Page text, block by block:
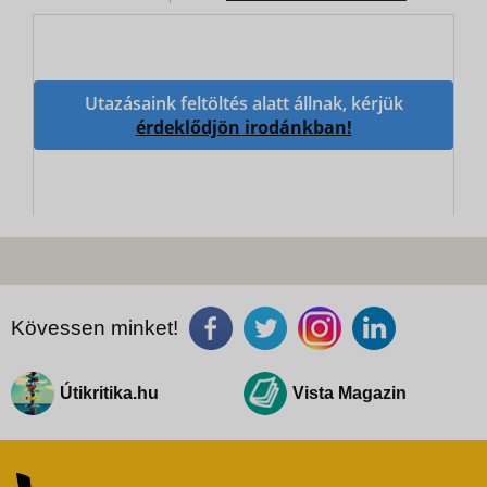
Utazásaink feltöltés alatt állnak, kérjük
érdeklődjön irodánkban!
Kövessen minket!
Útikritika.hu Vista Magazin